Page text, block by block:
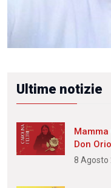
Ultime notizie
Don
8 Agosto